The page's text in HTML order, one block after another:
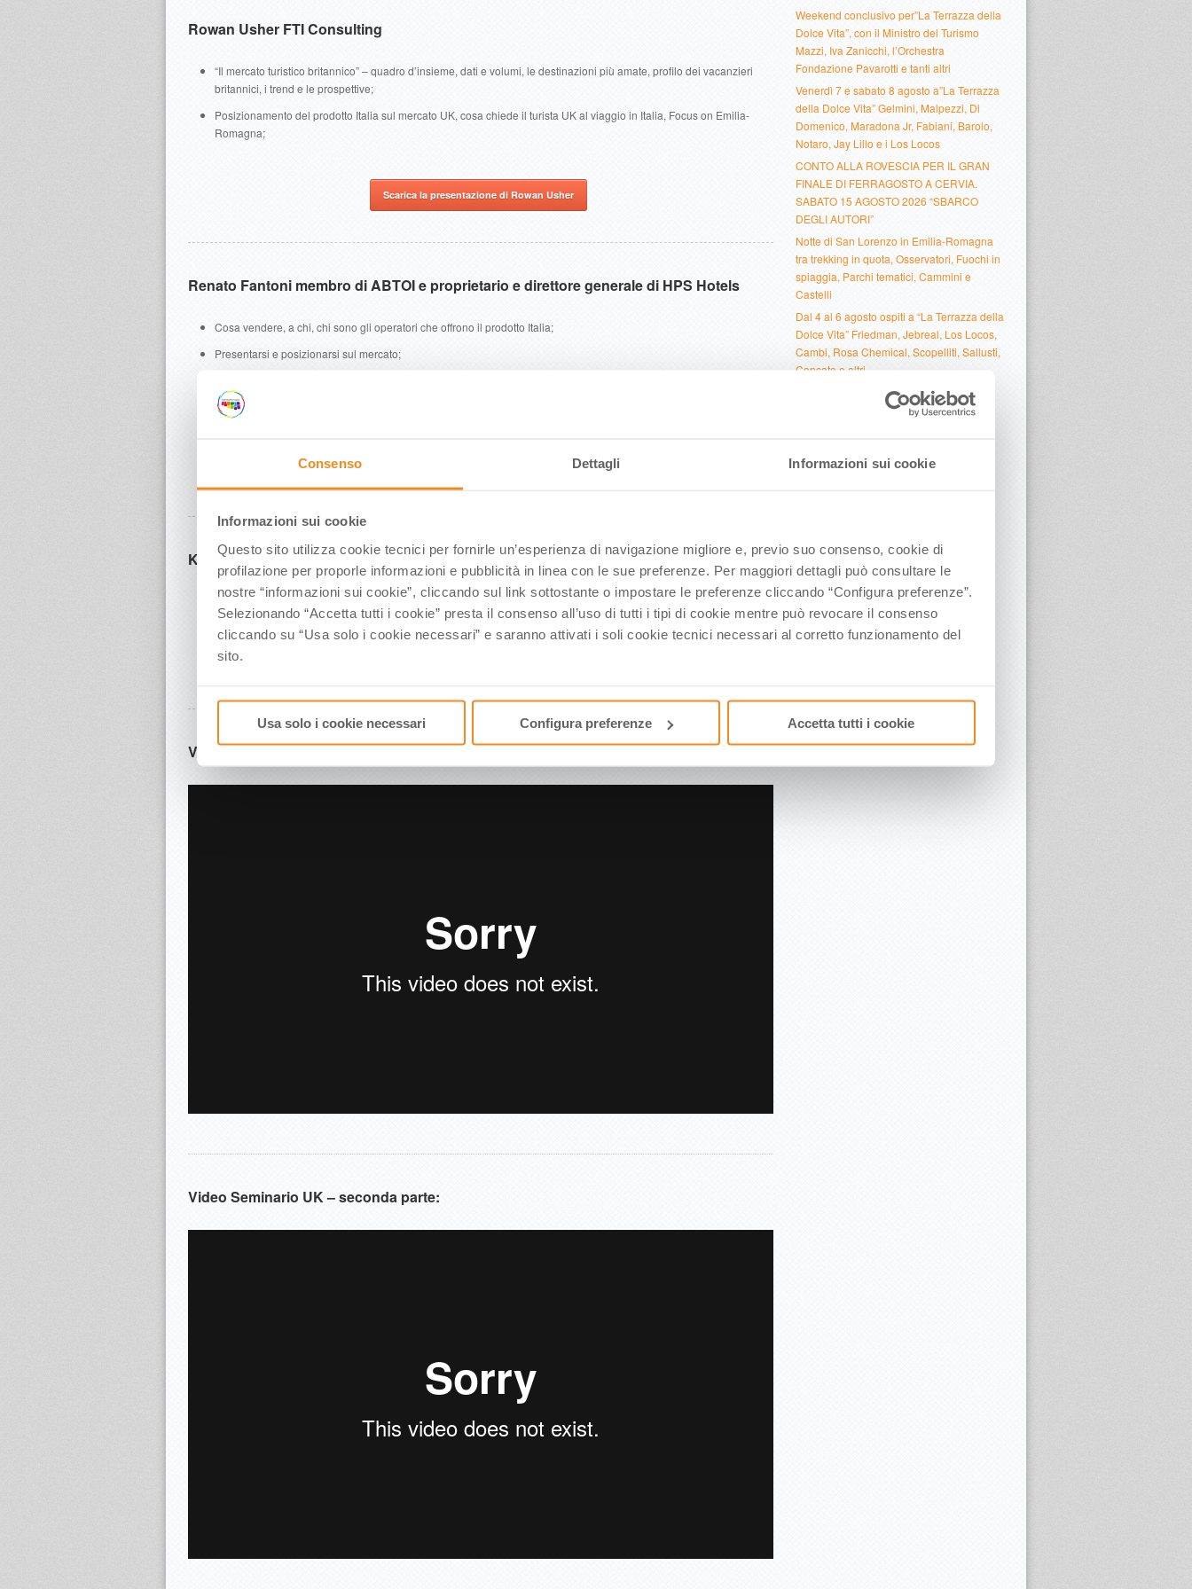
Consenso Dettagli Informazioni sui cookie
Informazioni sui cookie
Questo sito utilizza cookie tecnici per fornirle un’esperienza di navigazione migliore e, previo suo consenso, cookie di
profilazione per proporle informazioni e pubblicità in linea con le sue preferenze. Per maggiori dettagli può consultare le
nostre “informazioni sui cookie”, cliccando sul link sottostante o impostare le preferenze cliccando “Configura preferenze”.
Selezionando “Accetta tutti i cookie” presta il consenso all’uso di tutti i tipi di cookie mentre può revocare il consenso
cliccando su “Usa solo i cookie necessari” e saranno attivati i soli cookie tecnici necessari al corretto funzionamento del
sito.
Usa solo i cookie necessari Configura preferenze Accetta tutti i cookie
Rowan Usher FTI Consulting
“Il mercato turistico britannico” – quadro d’insieme, dati e volumi, le destinazioni più amate, profilo dei vacanzieri
britannici, i trend e le prospettive;
Posizionamento del prodotto Italia sul mercato UK, cosa chiede il turista UK al viaggio in Italia, Focus on Emilia-
Romagna;
Scarica la presentazione di Rowan Usher
Renato Fantoni membro di ABTOI e proprietario e direttore generale di HPS Hotels
Cosa vendere, a chi, chi sono gli operatori che offrono il prodotto Italia;
Presentarsi e posizionarsi sul mercato;
Come sviluppare una strategia vincente e conquistare un mercato dove la competizione è molto alta
Scarica la presentazione di Renato Fantoni
Kate Winter Product Manager Solos.co.uk (tour operator specializzato sul traget single)
Il mercato dei viaggi organizzati;
I TO portano la loro esperienza: I viaggi di nicchia;
Video Seminario UK – prima parte:
Video Seminario UK – seconda parte:
Weekend conclusivo per”La Terrazza della
Dolce Vita”, con il Ministro del Turismo
Mazzi, Iva Zanicchi, l’Orchestra
Fondazione Pavarotti e tanti altri
Venerdì 7 e sabato 8 agosto a”La Terrazza
della Dolce Vita” Gelmini, Malpezzi, Di
Domenico, Maradona Jr, Fabiani, Barolo,
Notaro, Jay Lillo e i Los Locos
CONTO ALLA ROVESCIA PER IL GRAN
FINALE DI FERRAGOSTO A CERVIA.
SABATO 15 AGOSTO 2026 “SBARCO
DEGLI AUTORI”
Notte di San Lorenzo in Emilia-Romagna
tra trekking in quota, Osservatori, Fuochi in
spiaggia, Parchi tematici, Cammini e
Castelli
Dal 4 al 6 agosto ospiti a “La Terrazza della
Dolce Vita” Friedman, Jebreal, Los Locos,
Cambi, Rosa Chemical, Scopelliti, Sallusti,
Concato e altri